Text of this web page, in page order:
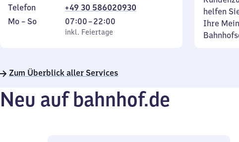
Telefon
+49 30 586020930
Montag
Mo – So,
inkl. Feiertage
07:00–22:00
Von
7
22
inkl. Feiertage
helfen
Ihre
Zum Überblick aller Services
Neu auf bahnhof.de